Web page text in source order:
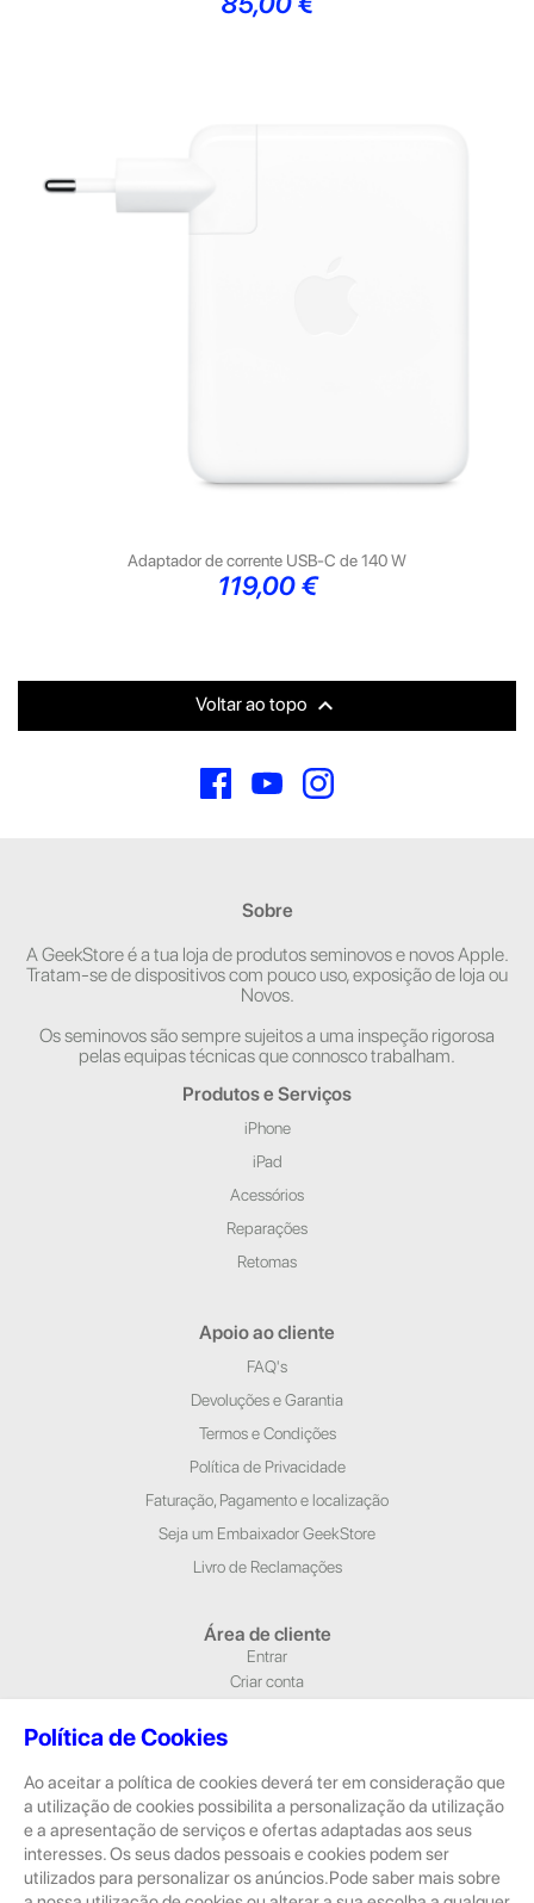
Política de Cookies
Ao aceitar a política de cookies deverá ter em consideração que
a utilização de cookies possibilita a personalização da utilização
e a apresentação de serviços e ofertas adaptadas aos seus
interesses. Os seus dados pessoais e cookies podem ser
utilizados para personalizar os anúncios.Pode saber mais sobre
Adaptador de corrente USB‑C de 140 W
Preço
119,00 €
Voltar ao topo 
FacebookYouTube
Sobre
A GeekStore é a tua loja de produtos seminovos e novos Apple.
Tratam-se de dispositivos com pouco uso, exposição de loja ou
Novos.
Os seminovos são sempre sujeitos a uma inspeção rigorosa
pelas equipas técnicas que connosco trabalham.
Produtos e Serviços
iPhone
iPad
Acessórios
Reparações
Retomas
Apoio ao cliente
FAQ's
Devoluções e Garantia
Termos e Condições
Política de Privacidade
Faturação, Pagamento e localização
Seja um Embaixador GeekStore
Livro de Reclamações
Área de cliente
Entrar
Criar conta
Morada e Contactos
Alameda Dr. Alfredo Pimenta, n.º 204/A Loja 1, 4810-420 Guimarães
Rua Dom Pedro V, n.º 808 R/C, 4785-306 Trofa
geral@geekstore.pt
253 715 974
(Chamada para rede fixa nacional)